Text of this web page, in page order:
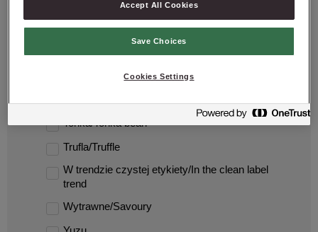
Ser/Cheese
Tajlandia/Thailand
Tonka/Tonka bean
Trufla/Truffle
W trendzie czystej etykiety/In the clean label
trend
Wytrawne/Savoury
Accept All Cookies
Save Choices
Cookies Settings